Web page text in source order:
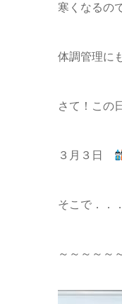
寒くなるの
体調管理に
さて！この
３月３日
そこで．．
～～～～～